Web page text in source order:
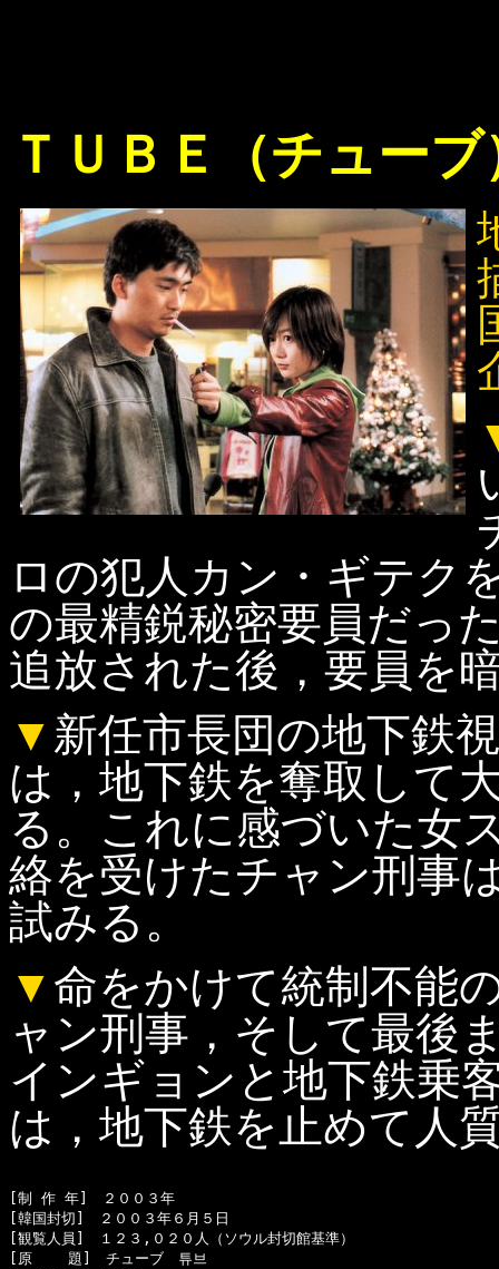
ＴＵＢＥ（チューブ
ロの犯人カン・ギテク
の最精鋭秘密要員だっ
追放された後，要員を
▼ 新任市長団の地下鉄
は，地下鉄を奪取して
る。これに感づいた女
絡を受けたチャン刑事
試みる。
▼ 命をかけて統制不能
ャン刑事，そして最後
インギョンと地下鉄乗
は，地下鉄を止めて人
[制 作 年]　２００３年
[韓国封切]　２００３年６月５日
[観覧人員]　１２３,０２０人（ソウル封切館基準）
[原    題]　チューブ　튜브